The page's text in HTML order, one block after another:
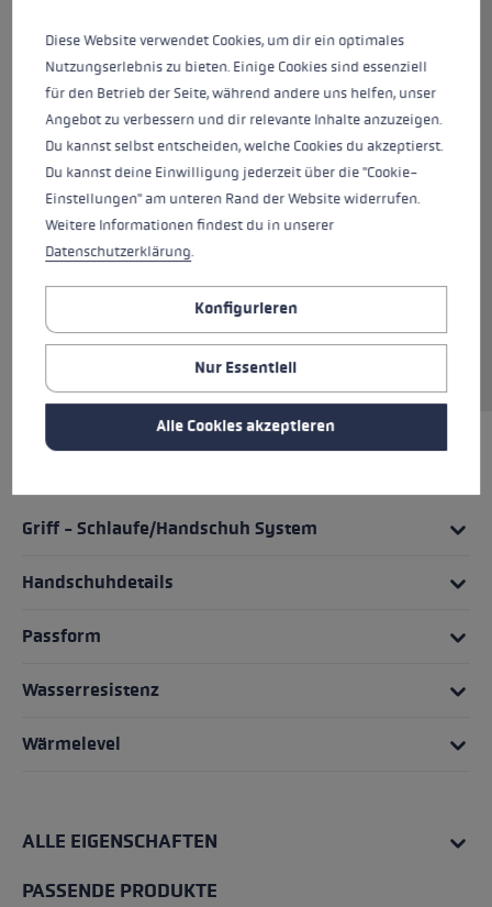
Innenhand ist ebenfalls mit 100% Premium
Ziegenleder ausgestattet. Diese Kombination
sorgt für eine komfortable Passform und
gleichzeitig hohen Grip am Stock. Dank
Hyperloft Isolierung und Micro Bemberg Futter
sind deine Hände optimal vor Kälte geschützt.
Durch das Trigger 3D System kannst du
innerhalb von Sekunden in den Stock
einklicken, hast dann eine direkte Verbindung
zwischen Handschuh und Stock und somit die
beste Kraftübertragung. Die Bedienung von
Smartphone und Co. ist dank mf touch selbst
mit Handschuh kein Problem.
Griff - Schlaufe/Handschuh System
Handschuhdetails
Passform
Wasserresistenz
Wärmelevel
ALLE EIGENSCHAFTEN
PASSENDE PRODUKTE
Diese Website verwendet Cookies, um dir ein optimales
Nutzungserlebnis zu bieten. Einige Cookies sind essenziell
für den Betrieb der Seite, während andere uns helfen, unser
Angebot zu verbessern und dir relevante Inhalte anzuzeigen.
Du kannst selbst entscheiden, welche Cookies du akzeptierst.
Du kannst deine Einwilligung jederzeit über die "Cookie-
Einstellungen" am unteren Rand der Website widerrufen.
Weitere Informationen findest du in unserer
Datenschutzerklärung.
Konfigurieren
Nur Essentiell
Alle Cookies akzeptieren